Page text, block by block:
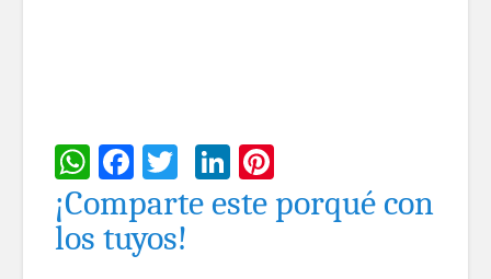
WhatsApp
Facebook
TwitterLinkedIn
¡Comparte este porqué con
los tuyos!